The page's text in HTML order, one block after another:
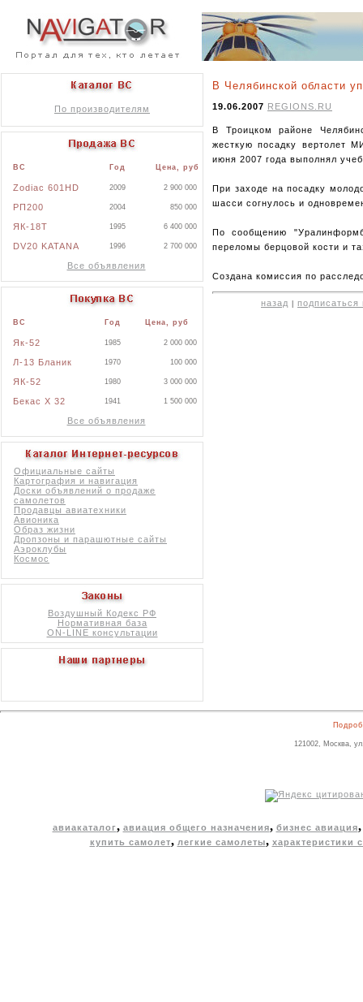
По производителям
ВС Год Цена, руб
Zodiac 601HD 2009 2 900 000
РП200 2004 850 000
ЯК-18Т 1995 6 400 000
DV20 KATANA 1996 2 700 000
Все объявления
ВС Год Цена, руб
Як-52 1985 2 000 000
Л-13 Бланик 1970 100 000
ЯК-52 1980 3 000 000
Бекас X 32 1941 1 500 000
Все объявления
Официальные сайты
Картография и навигация
Доски объявлений о продаже
самолетов
Продавцы авиатехники
Авионика
Образ жизни
Дропзоны и парашютные сайты
Аэроклубы
Космос
Воздушный Кодекс РФ
Нормативная база
ON-LINE консультации
В Челябинской области
19.06.2007 REGIONS.RU
В Троицком районе
жесткую посадку вертолет
июня 2007 года выполнял
При заходе на посадку
шасси согнулось и
По сообщению
переломы берцовой кости и
Создана комиссия по
назад подписаться
121002, Москва,
авиакаталог, авиация общего назначения, бизнес авиация
купить самолет, легкие самолеты, характеристики